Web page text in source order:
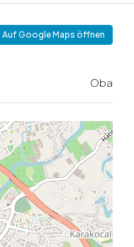
Auf Google Maps öffnen
Oba